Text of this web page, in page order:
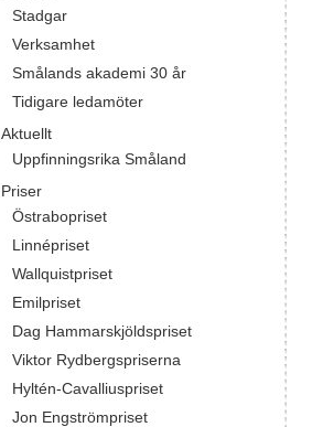
Stadgar
Verksamhet
Smålands akademi 30 år
Tidigare ledamöter
Aktuellt
Uppfinningsrika Småland
Priser
Östrabopriset
Linnépriset
Wallquistpriset
Emilpriset
Dag Hammarskjöldspriset
Viktor Rydbergspriserna
Hyltén-Cavalliuspriset
Jon Engströmpriset